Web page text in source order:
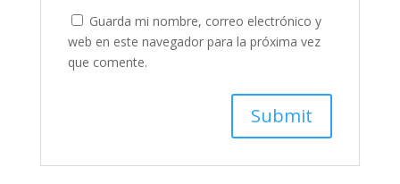
Guarda mi nombre, correo electrónico y
web en este navegador para la próxima vez
que comente.